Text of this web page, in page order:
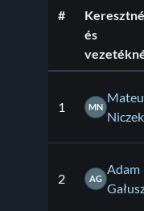
#
és
1 MN
Niczek
2 AG
Adam